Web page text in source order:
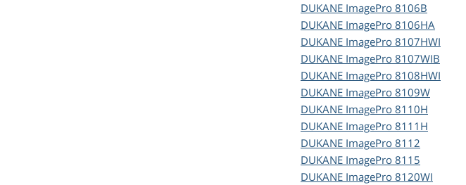
DUKANE ImagePro 8106B
DUKANE ImagePro 8106HA
DUKANE ImagePro 8107HWI
DUKANE ImagePro 8107WIB
DUKANE ImagePro 8108HWI
DUKANE ImagePro 8109W
DUKANE ImagePro 8110H
DUKANE ImagePro 8111H
DUKANE ImagePro 8112
DUKANE ImagePro 8115
DUKANE ImagePro 8120WI